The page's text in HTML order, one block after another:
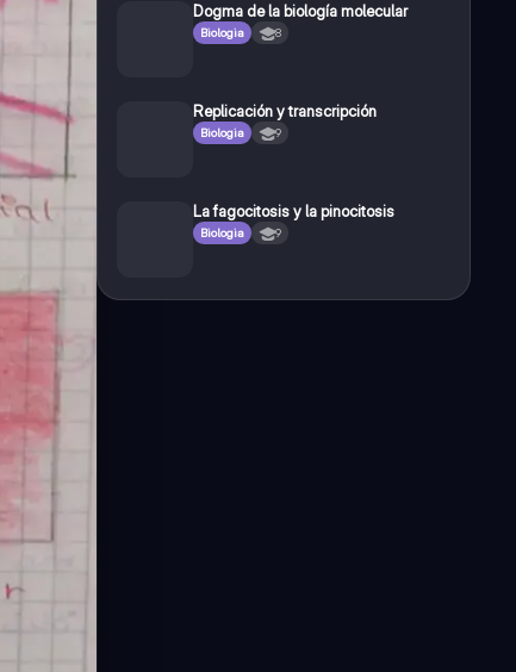
Dogma de la biología molecular
Biologia 8
Replicación y transcripción
Biologia 9
La fagocitosis y la pinocitosis
Biologia 9